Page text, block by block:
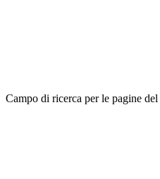
Campo di ricerca per le pagine